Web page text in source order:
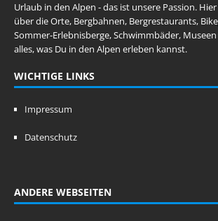
Urlaub in den Alpen - das ist unsere Passion.
über die Orte, Bergbahnen, Bergrestaurants,
Sommer-Erlebnisberge, Schwimmbäder,
alles, was Du in den Alpen erleben kannst.
WICHTIGE LINKS
Impressum
Datenschutz
ANDERE WEBSEITEN